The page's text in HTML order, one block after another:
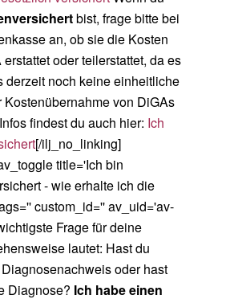
bist, frage bitte bei
an, ob sie die Kosten
oder teilerstattet, da es
derzeit noch keine einheitliche
Kostenübernahme von DiGAs
findest du auch hier: Ich
[/ilj_no_linking]
title='Ich bin
- wie erhalte ich die
custom_id='' av_uid='av-
Frage für deine
lautet: Hast du
oder hast
Diagnose? Ich habe einen